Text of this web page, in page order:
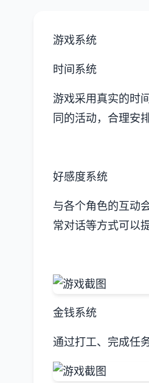
游戏系统
时间系统
游戏采用真实的时
同的活动，合理安
好感度系统
与各个角色的互动
常对话等方式可以
金钱系统
通过打工、完成任